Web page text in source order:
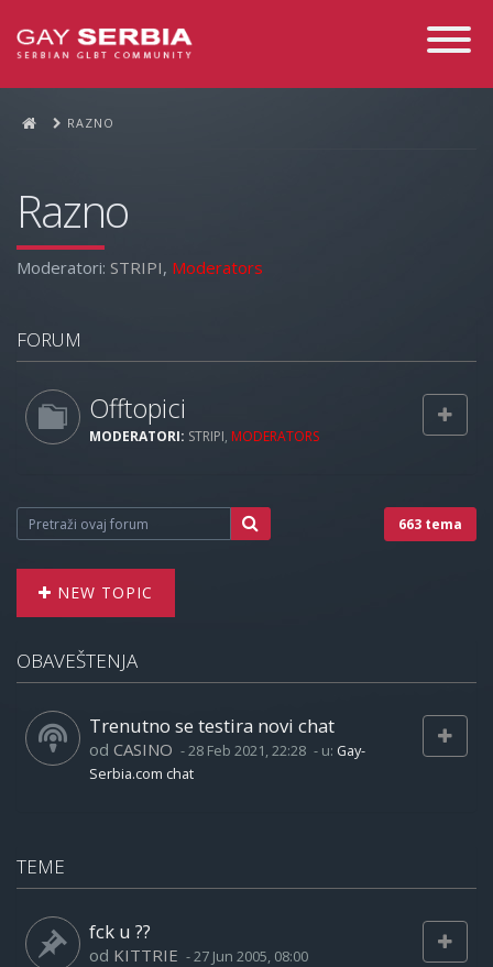
Toggle
RAZNO
Razno
Moderatori: STRIPI, Moderators
FORUM
Offtopici
MODERATORI: STRIPI, MODERATORS
663 tema
NEW TOPIC
OBAVEŠTENJA
Trenutno se testira novi chat
od CASINO -28 Feb 2021, 22:28 - u: Gay-
Serbia.com chat
TEME
fck u ??
od KITTRIE -27 Jun 2005, 08:00